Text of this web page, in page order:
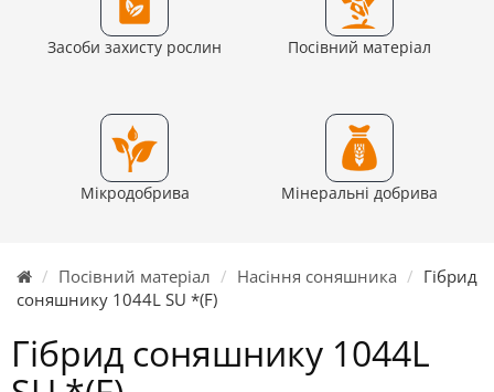
Засоби захисту рослин Посівний матеріал
Мікродобрива Мінеральні добрива
Посівний матеріал Насіння соняшника
Гібрид
соняшнику 1044L SU *(F)
Гібрид соняшнику 1044L